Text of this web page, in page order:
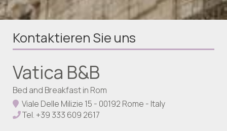
Kontaktieren Sie uns
Vatica B&B
Bed and Breakfast in Rom
Viale Delle Milizie 15 - 00192 Rome - Italy
Tel.+39 333 609 2617